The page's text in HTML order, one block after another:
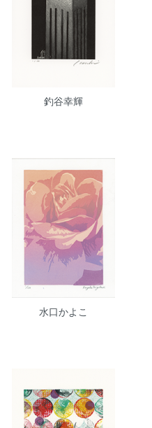
釣谷幸輝
水口かよこ